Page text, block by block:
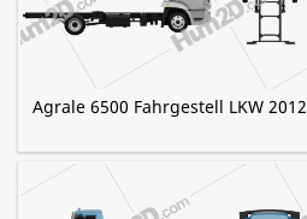
Agrale 6500 Fahrgestell LKW 2012